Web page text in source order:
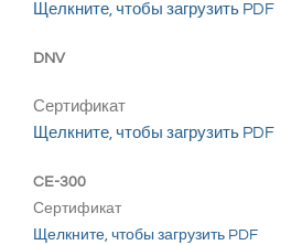
Щелкните, чтобы загрузить PDF
DNV
Сертификат
Щелкните, чтобы загрузить PDF
CE-300
Сертификат
Щелкните, чтобы загрузить PDF